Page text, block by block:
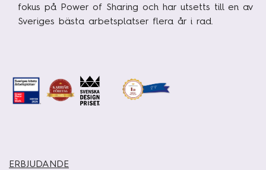
fokus på Power of Sharing och har utsetts till en av
Sveriges bästa arbetsplatser flera år i rad.
ERBJUDANDE